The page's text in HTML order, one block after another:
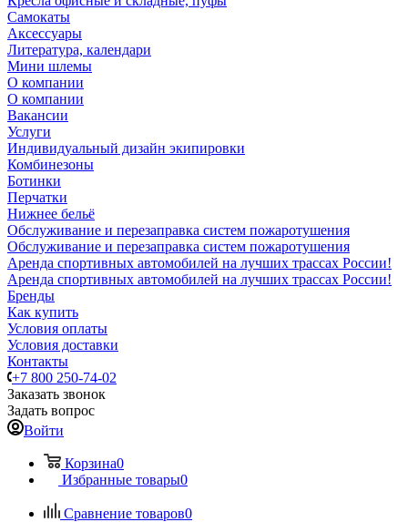
Самокаты
Аксессуары
Литература, календари
Мини шлемы
О компании
О компании
Вакансии
Услуги
Индивидуальный дизайн экипировки
Комбинезоны
Ботинки
Перчатки
Нижнее бельё
Обслуживание и перезаправка систем пожаротушения
Обслуживание и перезаправка систем пожаротушения
Аренда спортивных автомобилей на лучших трассах России!
Аренда спортивных автомобилей на лучших трассах России!
Бренды
Как купить
Условия оплаты
Условия доставки
Контакты
+7 800 250-74-02
Заказать звонок
Задать вопрос
Войти
Корзина0
Избранные товары0
Сравнение товаров0